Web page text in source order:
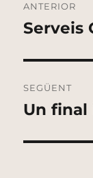
ANTERIOR
Entrada
Serveis
SEGÜENT
Entrada
Un final